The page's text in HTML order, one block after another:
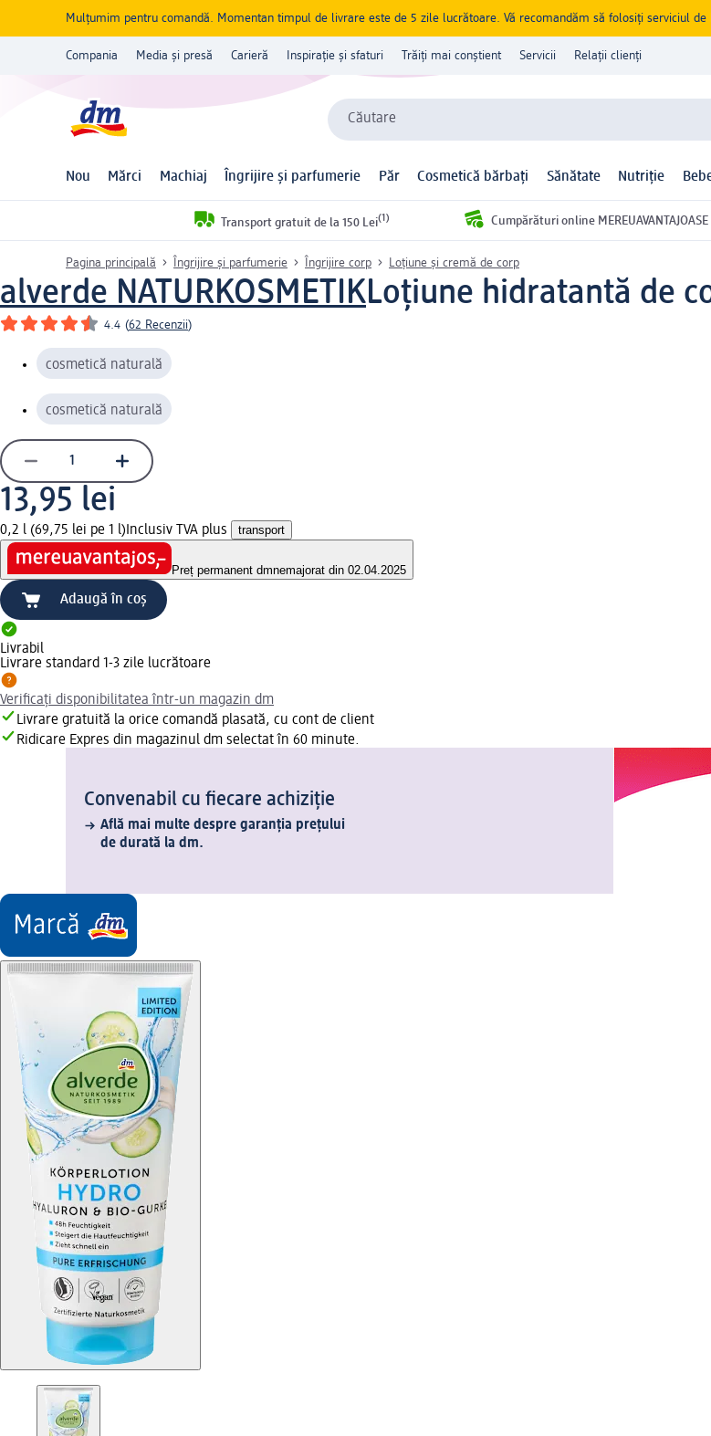
Mulțumim pentru comandă. Momentan timpul de livrare este de 5 zile lucrătoare. Vă recomandăm să folosiți serviciul de
Compania Media și presă Carieră Inspirație și sfaturi Trăiți mai conștient Servicii Relații clienți
Căutare
Nou Mărci Machiaj Îngrijire și parfumerie Păr Cosmetică bărbați Sănătate Nutriție
Transport gratuit de la 150 Lei(1) Cumpărături online MEREUAVANTAJOASE
Pagina principală Îngrijire și parfumerie Îngrijire corp Loțiune și cremă de corp
alverde NATURKOSMETIKLoțiune hidratantă de
4.4 (62 Recenzii)
cosmetică naturală
cosmetică naturală
13,95 lei
0,2 l (69,75 lei pe 1 l) Inclusiv TVA plus transport
Preț permanent dmnemajorat din 02.04.2025
Adaugă în coș
Livrabil
Livrare standard 1-3 zile lucrătoare
Verificați disponibilitatea într-un magazin dm
Livrare gratuită la orice comandă plasată, cu cont de client
Ridicare Expres din magazinul dm selectat în 60 minute.
Convenabil cu fiecare achiziție
Află mai multe despre garanția prețului
de durată la dm.